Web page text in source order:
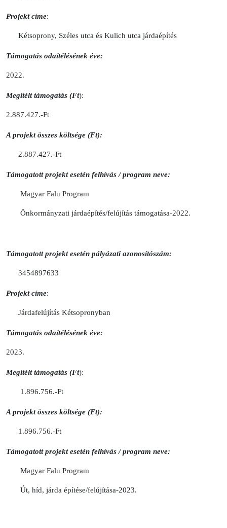
Projekt címe:
Kétsoprony, Széles utca és Kulich utca járdaépítés
Támogatás odaítélésének éve:
2022.
Megítélt támogatás (Ft):
2.887.427.-Ft
A projekt összes költsége (Ft):
2.887.427.-Ft
Támogatott projekt esetén felhívás / program neve:
Magyar Falu Program
Önkormányzati járdaépítés/felújítás támogatása-2022.
Támogatott projekt esetén pályázati azonosítószám:
3454897633
Projekt címe:
Járdafelújítás Kétsopronyban
Támogatás odaítélésének éve:
2023.
Megítélt támogatás (Ft):
1.896.756.-Ft
A projekt összes költsége (Ft):
1.896.756.-Ft
Támogatott projekt esetén felhívás / program neve:
Magyar Falu Program
Út, híd, járda építése/felújítása-2023.